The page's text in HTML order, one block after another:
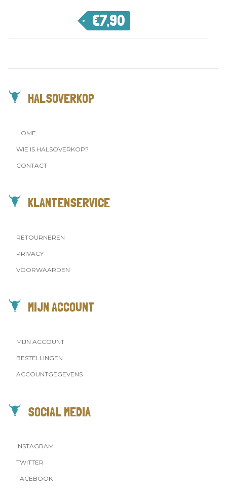
€7,90
HALSOVERKOP
HOME
WIE IS HALSOVERKOP?
CONTACT
KLANTENSERVICE
RETOURNEREN
PRIVACY
VOORWAARDEN
MIJN ACCOUNT
MIJN ACCOUNT
BESTELLINGEN
ACCOUNTGEGEVENS
SOCIAL MEDIA
INSTAGRAM
TWITTER
FACEBOOK